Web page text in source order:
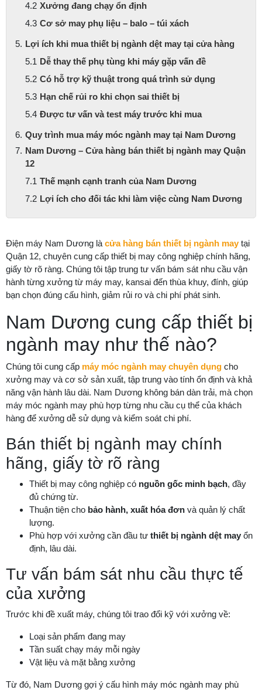
Xưởng đang chạy ổn định
Cơ sở may phụ liệu – balo – túi xách
Lợi ích khi mua thiết bị ngành dệt may tại cửa hàng
Dễ thay thế phụ tùng khi máy gặp vấn đề
Có hỗ trợ kỹ thuật trong quá trình sử dụng
Hạn chế rủi ro khi chọn sai thiết bị
Được tư vấn và test máy trước khi mua
Quy trình mua máy móc ngành may tại Nam Dương
Nam Dương – Cửa hàng bán thiết bị ngành may Quận
12
Thế mạnh cạnh tranh của Nam Dương
Lợi ích cho đối tác khi làm việc cùng Nam Dương
Điện máy Nam Dương là cửa hàng bán thiết bị ngành may tại
Quận 12, chuyên cung cấp thiết bị may công nghiệp chính hãng,
giấy tờ rõ ràng. Chúng tôi tập trung tư vấn bám sát nhu cầu vận
hành từng xưởng từ máy may, kansai đến thùa khuy, đính, giúp
bạn chọn đúng cấu hình, giảm rủi ro và chi phí phát sinh.
Nam Dương cung cấp thiết bị
ngành may như thế nào?
Chúng tôi cung cấp máy móc ngành may chuyên dụng cho
xưởng may và cơ sở sản xuất, tập trung vào tính ổn định và khả
năng vận hành lâu dài. Nam Dương không bán dàn trải, mà chọn
máy móc ngành may phù hợp từng nhu cầu cụ thể của khách
hàng để xưởng dễ sử dụng và kiểm soát chi phí.
Bán thiết bị ngành may chính
hãng, giấy tờ rõ ràng
Thiết bị may công nghiệp có nguồn gốc minh bạch, đầy
đủ chứng từ.
Thuận tiện cho bảo hành, xuất hóa đơn và quản lý chất
lượng.
Phù hợp với xưởng cần đầu tư thiết bị ngành dệt may ổn
định, lâu dài.
Tư vấn bám sát nhu cầu thực tế
của xưởng
Trước khi đề xuất máy, chúng tôi trao đổi kỹ với xưởng về:
Loại sản phẩm đang may
Tần suất chạy máy mỗi ngày
Vật liệu và mặt bằng xưởng
Từ đó, Nam Dương gợi ý cấu hình máy móc ngành may phù